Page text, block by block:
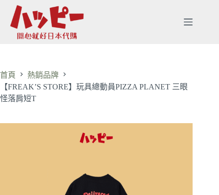
首頁
熱銷品牌
【FREAK’S STORE】玩具總動員PIZZA PLANET 三眼
怪落肩短T